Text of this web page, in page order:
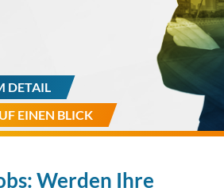
DETAIL
EINEN BLICK
Werden Ihre